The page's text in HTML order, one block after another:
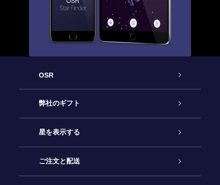
OSR
カスタマーサービス
お問い合わせ
ブログ
弊社のギフト
Online Starギフト
OSRギフトパック
星を表示する
星の登録
ご注文と配送